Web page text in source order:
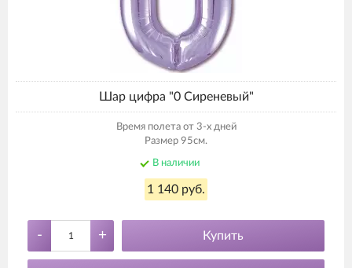
Шар цифра "0 Сиреневый"
Время полета от 3-х дней
Размер 95см.
В наличии
1 140 руб.
- + Купить